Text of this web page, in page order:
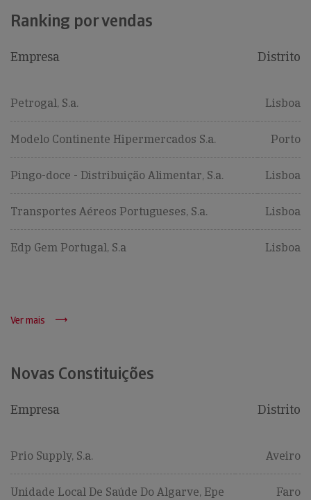
Ranking por vendas
Empresa Distrito
Petrogal, S.a. Lisboa
Modelo Continente Hipermercados S.a. Porto
Pingo-doce - Distribuição Alimentar, S.a. Lisboa
Transportes Aéreos Portugueses, S.a. Lisboa
Edp Gem Portugal, S.a Lisboa
Ver mais
Novas Constituições
Empresa Distrito
Prio Supply, S.a. Aveiro
Unidade Local De Saúde Do Algarve, Epe Faro